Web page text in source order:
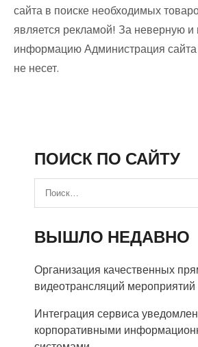
сайта в поиске необходимых
является рекламой! За неверную
информацию Администрация сайта
не несет.
ПОИСК ПО САЙТУ
ВЫШЛО НЕДАВНО
Организация качественных
видеотрансляций мероприятий
Интеграция сервиса
корпоративными